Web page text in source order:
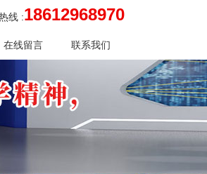
在线留言 联系我们
线 :18612968970